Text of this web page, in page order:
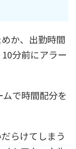
か、出勤時間
分前にアラー
で時間配分を
らけてしまう